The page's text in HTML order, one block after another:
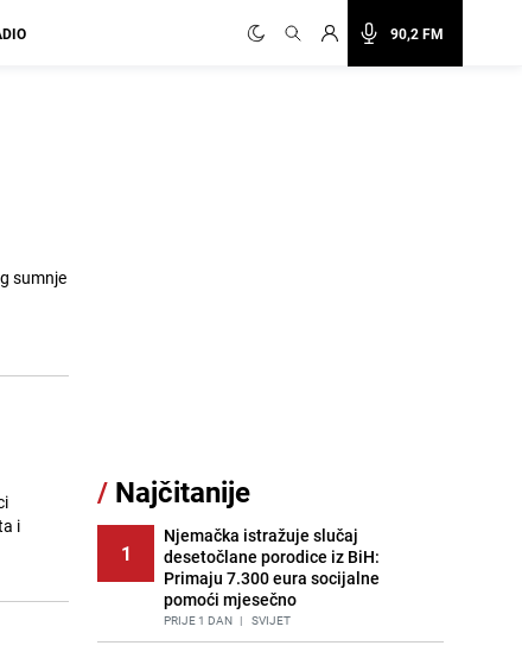
90,2 FM
sumnje
i
/ Najčitanije
1
Njemačka istražuje slučaj
desetočlane porodice iz BiH:
Primaju 7.300 eura socijalne
pomoći mjesečno
PRIJE 1 DAN | SVIJET